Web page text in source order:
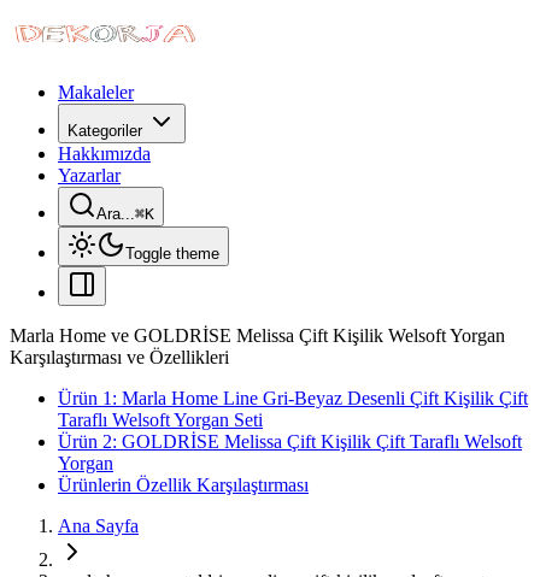
Makaleler
Kategoriler
Hakkımızda
Yazarlar
Ara...⌘K
Toggle theme
Marla Home ve GOLDRİSE Melissa Çift Kişilik Welsoft Yorgan
Karşılaştırması ve Özellikleri
Ürün 1: Marla Home Line Gri-Beyaz Desenli Çift Kişilik Çift
Taraflı Welsoft Yorgan Seti
Ürün 2: GOLDRİSE Melissa Çift Kişilik Çift Taraflı Welsoft
Yorgan
Ürünlerin Özellik Karşılaştırması
Ana Sayfa